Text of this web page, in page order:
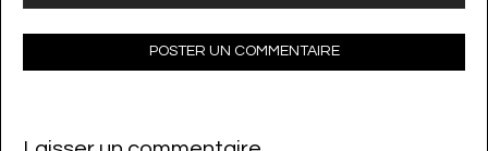
POSTER UN COMMENTAIRE